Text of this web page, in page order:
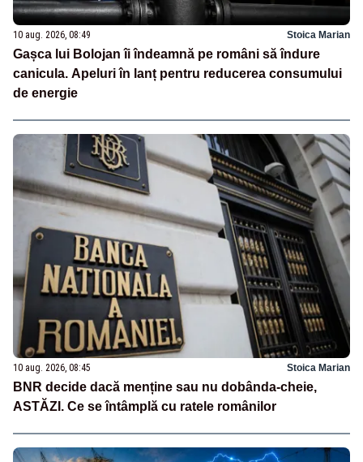
10 aug. 2026, 08:49 Stoica Marian
Gașca lui Bolojan îi îndeamnă pe români să îndure
canicula. Apeluri în lanț pentru reducerea consumului
de energie
10 aug. 2026, 08:45 Stoica Marian
BNR decide dacă menține sau nu dobânda-cheie,
ASTĂZI. Ce se întâmplă cu ratele românilor